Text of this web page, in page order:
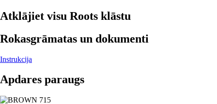
Atklājiet visu Roots klāstu
Rokasgrāmatas un dokumenti
Instrukcija
Apdares paraugs